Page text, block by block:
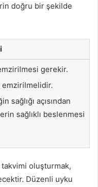
doğru bir şekilde
gerekir.
emzirilmelidir.
sağlığı açısından
sağlıklı beslenmesi
oluşturmak,
Düzenli uyku